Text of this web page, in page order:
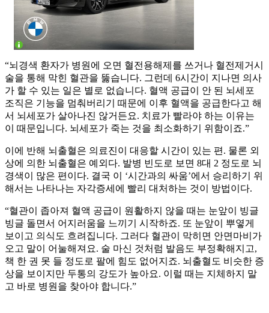
“뇌경색 환자가 병원에 오면 혈전용해제를 쓰거나 혈전제거시
술을 통해 막힌 혈관을 뚫습니다. 그런데 6시간이 지나면 의사
가 할 수 있는 일은 별로 없습니다. 혈액 공급이 안 된 뇌세포
조직은 기능을 멈춰버리기 때문에 이후 혈액을 공급한다고 해
서 뇌세포가 살아나진 않거든요. 치료가 빨라야 하는 이유는
이 때문입니다. 뇌세포가 죽는 것을 최소화하기 위함이죠.”
이에 반해 뇌출혈은 의료진이 대응할 시간이 있는 편. 물론 외
상에 의한 뇌출혈은 예외다. 발병 빈도로 보면 8대 2 정도로 뇌
경색이 많은 편이다. 결국 이 ‘시간과의 싸움’에서 승리하기 위
해서는 나타나는 자각증세에 빨리 대처하는 것이 방법이다.
“혈관이 좁아져 혈액 공급이 원활하지 않을 때는 눈앞이 빙글
빙글 돌면서 어지러움을 느끼기 시작하죠. 또 눈앞이 뿌옇게
보이고 의식도 흐려집니다. 그러다 혈관이 막히면 안면마비가
오고 말이 어눌해져요. 술 마신 것처럼 발음도 부정확해지고,
책 한 권 못 들 정도로 팔에 힘도 없어지죠. 뇌출혈도 비슷한 증
상을 보이지만 두통의 강도가 높아요. 이럴 때는 지체하지 말
고 바로 병원을 찾아야 합니다.”